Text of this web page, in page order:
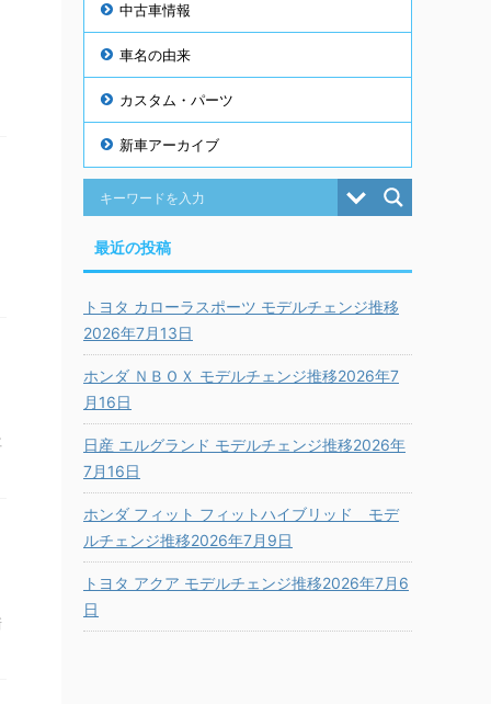
中古車情報
車名の由来
カスタム・パーツ
新車アーカイブ
最近の投稿
トヨタ カローラスポーツ モデルチェンジ推移
2026年7月13日
ホンダ ＮＢＯＸ モデルチェンジ推移2026年7
月16日
日産 エルグランド モデルチェンジ推移2026年
7月16日
ホンダ フィット フィットハイブリッド モデ
ルチェンジ推移2026年7月9日
トヨタ アクア モデルチェンジ推移2026年7月6
日